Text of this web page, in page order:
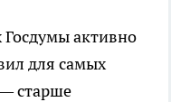
Госдумы активно
для самых
старше